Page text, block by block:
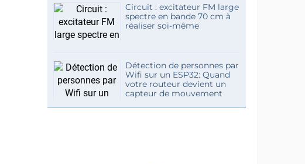
Circuit : excitateur FM large
spectre en bande 70 cm à
réaliser soi-même
Détection de personnes par
Wifi sur un ESP32: Quand
votre routeur devient un
capteur de mouvement